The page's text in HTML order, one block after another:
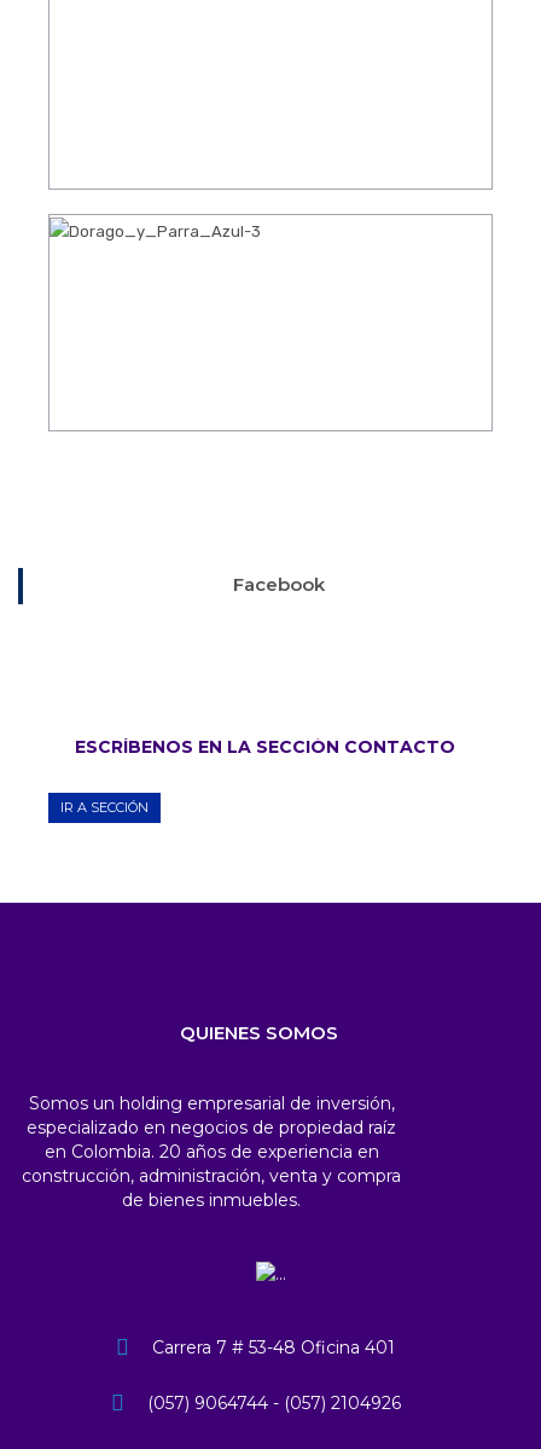
Facebook
ESCRÍBENOS EN LA SECCIÓN CONTACTO
IR A SECCIÓN
QUIENES SOMOS
Somos un holding empresarial de inversión,
especializado en negocios de propiedad raíz
en Colombia. 20 años de experiencia en
construcción, administración, venta y compra
de bienes inmuebles.
Carrera 7 # 53-48 Oficina 401
(057) 9064744 - (057) 2104926